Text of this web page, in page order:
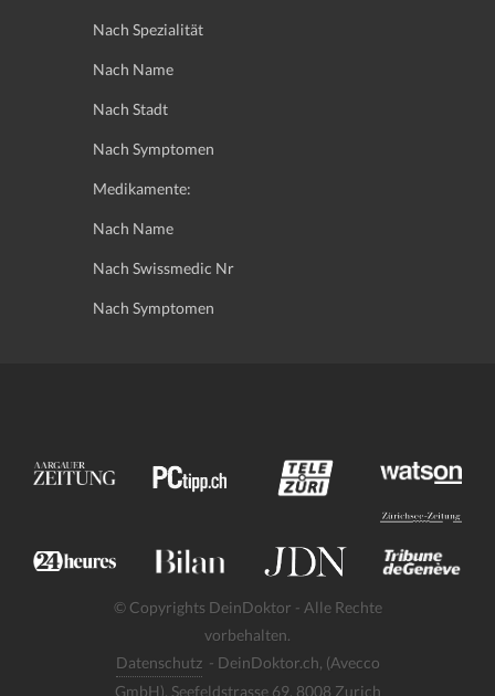
Nach Spezialität
Nach Name
Nach Stadt
Nach Symptomen
Medikamente:
Nach Name
Nach Swissmedic Nr
Nach Symptomen
© Copyrights DeinDoktor - Alle Rechte
vorbehalten.
Datenschutz - DeinDoktor.ch, (Avecco
GmbH), Seefeldstrasse 69, 8008 Zurich